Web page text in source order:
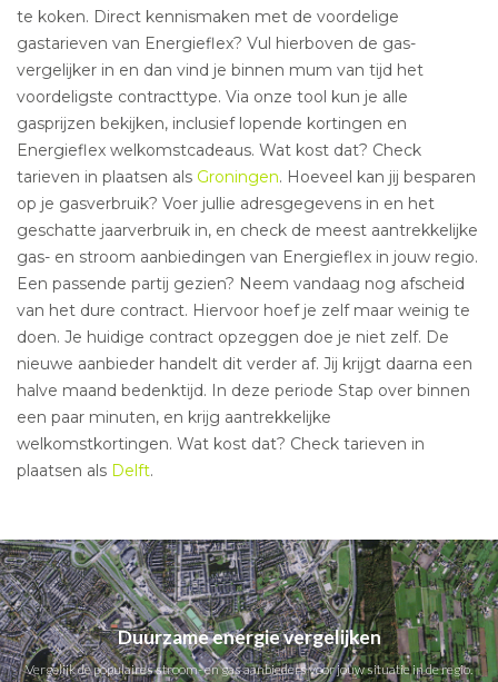
te koken. Direct kennismaken met de voordelige
gastarieven van Energieflex? Vul hierboven de gas-
vergelijker in en dan vind je binnen mum van tijd het
voordeligste contracttype. Via onze tool kun je alle
gasprijzen bekijken, inclusief lopende kortingen en
Energieflex welkomstcadeaus. Wat kost dat? Check
tarieven in plaatsen als Groningen. Hoeveel kan jij besparen
op je gasverbruik? Voer jullie adresgegevens in en het
geschatte jaarverbruik in, en check de meest aantrekkelijke
gas- en stroom aanbiedingen van Energieflex in jouw regio.
Een passende partij gezien? Neem vandaag nog afscheid
van het dure contract. Hiervoor hoef je zelf maar weinig te
doen. Je huidige contract opzeggen doe je niet zelf. De
nieuwe aanbieder handelt dit verder af. Jij krijgt daarna een
halve maand bedenktijd. In deze periode Stap over binnen
een paar minuten, en krijg aantrekkelijke
welkomstkortingen. Wat kost dat? Check tarieven in
plaatsen als Delft.
Duurzame energie vergelijken
Vergelijk de populaires stroom- en gas aanbieders voor jouw situatie in de regio.